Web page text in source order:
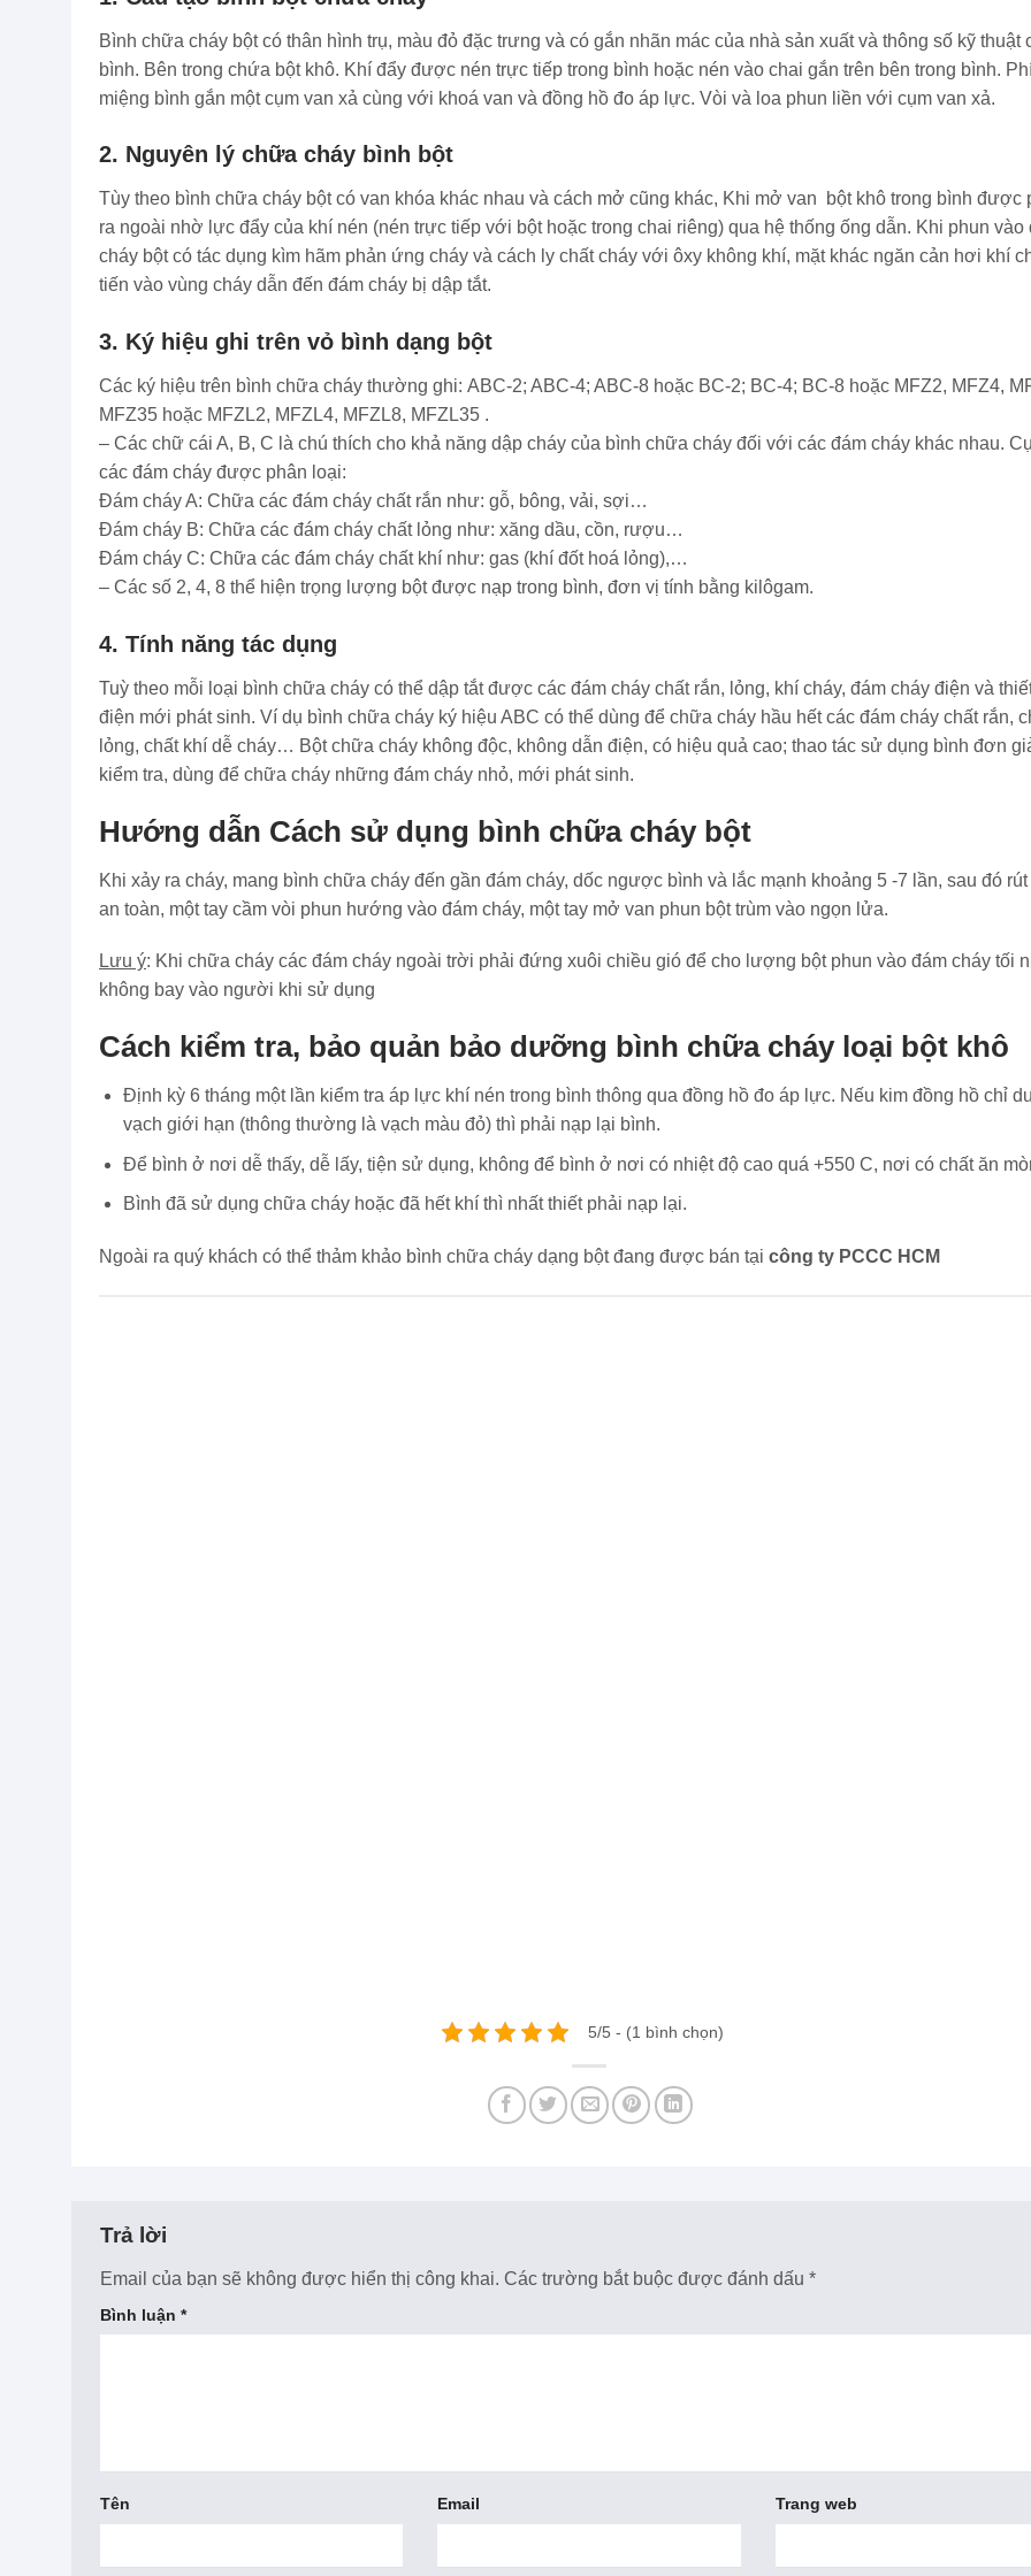
Bình chữa cháy bột có thân hình trụ, màu đỏ đặc trưng và có gắn nhãn mác của nhà sản xuất và thông số kỹ thuật
bình. Bên trong chứa bột khô. Khí đẩy được nén trực tiếp trong bình hoặc nén vào chai gắn trên bên trong bình.
miệng bình gắn một cụm van xả cùng với khoá van và đồng hồ đo áp lực. Vòi và loa phun liền với cụm van xả.
2. Nguyên lý chữa cháy bình bột
Tùy theo bình chữa cháy bột có van khóa khác nhau và cách mở cũng khác, Khi mở van bột khô trong bình được
ra ngoài nhờ lực đẩy của khí nén (nén trực tiếp với bột hoặc trong chai riêng) qua hệ thống ống dẫn. Khi phun vào
cháy bột có tác dụng kìm hãm phản ứng cháy và cách ly chất cháy với ôxy không khí, mặt khác ngăn cản hơi khí
tiến vào vùng cháy dẫn đến đám cháy bị dập tắt.
3. Ký hiệu ghi trên vỏ bình dạng bột
Các ký hiệu trên bình chữa cháy thường ghi: ABC-2; ABC-4; ABC-8 hoặc BC-2; BC-4; BC-8 hoặc MFZ2, MFZ4,
MFZ35 hoặc MFZL2, MFZL4, MFZL8, MFZL35 .
– Các chữ cái A, B, C là chú thích cho khả năng dập cháy của bình chữa cháy đối với các đám cháy khác nhau.
các đám cháy được phân loại:
Đám cháy A: Chữa các đám cháy chất rắn như: gỗ, bông, vải, sợi…
Đám cháy B: Chữa các đám cháy chất lỏng như: xăng dầu, cồn, rượu…
Đám cháy C: Chữa các đám cháy chất khí như: gas (khí đốt hoá lỏng),…
– Các số 2, 4, 8 thể hiện trọng lượng bột được nạp trong bình, đơn vị tính bằng kilôgam.
4. Tính năng tác dụng
Tuỳ theo mỗi loại bình chữa cháy có thể dập tắt được các đám cháy chất rắn, lỏng, khí cháy, đám cháy điện và
điện mới phát sinh. Ví dụ bình chữa cháy ký hiệu ABC có thể dùng để chữa cháy hầu hết các đám cháy chất rắn,
lỏng, chất khí dễ cháy… Bột chữa cháy không độc, không dẫn điện, có hiệu quả cao; thao tác sử dụng bình đơn
kiểm tra, dùng để chữa cháy những đám cháy nhỏ, mới phát sinh.
Hướng dẫn Cách sử dụng bình chữa cháy bột
Khi xảy ra cháy, mang bình chữa cháy đến gần đám cháy, dốc ngược bình và lắc mạnh khoảng 5 -7 lần, sau đó rút
an toàn, một tay cầm vòi phun h­ướng vào đám cháy, một tay mở van phun bột trùm vào ngọn lửa.
Lưu ý: Khi chữa cháy các đám cháy ngoài trời phải đứng xuôi chiều gió để cho lượng bột phun vào đám cháy tối
không bay vào người khi sử dụng
Cách kiểm tra, bảo quản bảo dưỡng bình chữa cháy loại bột khô
Định kỳ 6 tháng một lần kiểm tra áp lực khí nén trong bình thông qua đồng hồ đo áp lực. Nếu kim đồng hồ chỉ
vạch giới hạn (thông thường là vạch màu đỏ) thì phải nạp lại bình.
Để bình ở nơi dễ thấy, dễ lấy, tiện sử dụng, không để bình ở nơi có nhiệt độ cao quá +550 C, nơi có chất ăn
Bình đã sử dụng chữa cháy hoặc đã hết khí thì nhất thiết phải nạp lại.
Ngoài ra quý khách có thể thảm khảo bình chữa cháy dạng bột đang được bán tại công ty PCCC HCM
5/5 - (1 bình chọn)
Trả lời
Email của bạn sẽ không được hiển thị công khai. Các trường bắt buộc được đánh dấu *
Bình luận *
Tên Email Trang web